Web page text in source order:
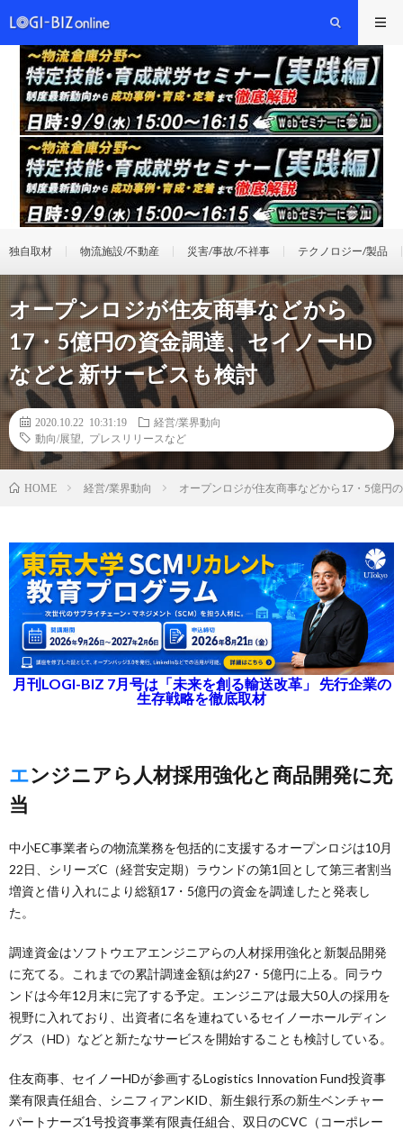
独自取材 物流施設/不動産 災害/事故/不祥事 テクノロジー/製品
オープンロジが住友商事などから
17・5億円の資金調達、セイノーHD
などと新サービスも検討
2020.10.22 10:31:19
経営/業界動向
動向/展望
プレスリリースなど
HOME 経営/業界動向 オープンロジが住友商事などから17・5億円
月刊LOGI-BIZ 7月号は「未来を創る輸送改革」 先行企業の
生存戦略を徹底取材
エンジニアら人材採用強化と商品開発に充
当
中小EC事業者らの物流業務を包括的に支援するオープンロジは10月
22日、シリーズC（経営安定期）ラウンドの第1回として第三者割当
増資と借り入れにより総額17・5億円の資金を調達したと発表し
た。
調達資金はソフトウエアエンジニアらの人材採用強化と新製品開発
に充てる。これまでの累計調達金額は約27・5億円に上る。同ラウ
ンドは今年12月末に完了する予定。エンジニアは最大50人の採用を
視野に入れており、出資者に名を連ねているセイノーホールディン
グス（HD）などと新たなサービスを開始することも検討している。
住友商事、セイノーHDが参画するLogistics Innovation Fund投資事
業有限責任組合、シニフィアンKID、新生銀行系の新生ベンチャー
パートナーズ1号投資事業有限責任組合、双日のCVC（コーポレー